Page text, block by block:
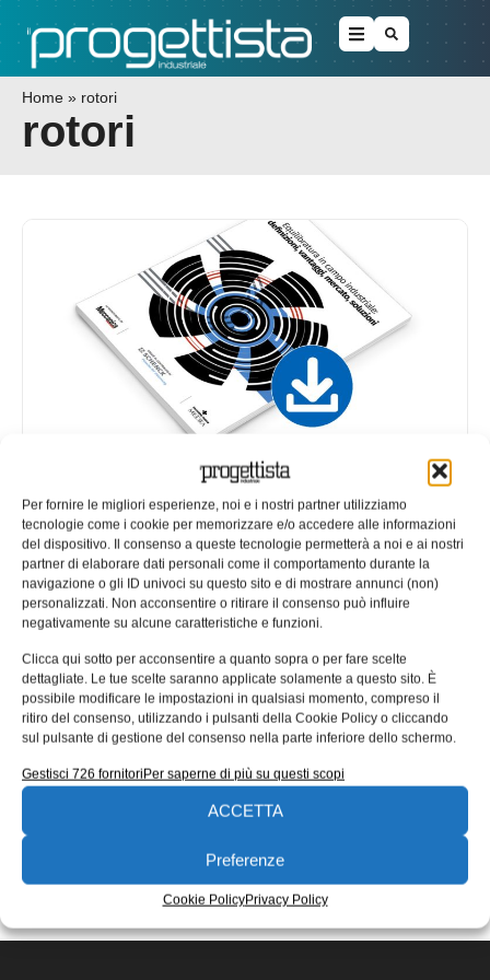
Per fornire le migliori esperienze, noi e i nostri partner utilizziamo
tecnologie come i cookie per memorizzare e/o accedere alle informazioni
del dispositivo. Il consenso a queste tecnologie permetterà a noi e ai nostri
partner di elaborare dati personali come il comportamento durante la
navigazione o gli ID univoci su questo sito e di mostrare annunci (non)
personalizzati. Non acconsentire o ritirare il consenso può influire
negativamente su alcune caratteristiche e funzioni.
Clicca qui sotto per acconsentire a quanto sopra o per fare scelte
dettagliate. Le tue scelte saranno applicate solamente a questo sito. È
possibile modificare le impostazioni in qualsiasi momento, compreso il
ritiro del consenso, utilizzando i pulsanti della Cookie Policy o cliccando
sul pulsante di gestione del consenso nella parte inferiore dello schermo.
Gestisci 726 fornitoriPer saperne di più su questi scopi
ACCETTA
Preferenze
Cookie PolicyPrivacy Policy
Home » rotori
rotori
Schenk | White Paper | Equilibratura
in campo industriale: definizioni,
vantaggi, mercato, soluzioni
L’equilibratura è un processo che permette la
distribuzione della massa di un rotore, garantendo un
corretto funzionamento dei macchinari. Automotive,
EDICOLA WEB
ISCRIVITI ALLA NEWSLETTER